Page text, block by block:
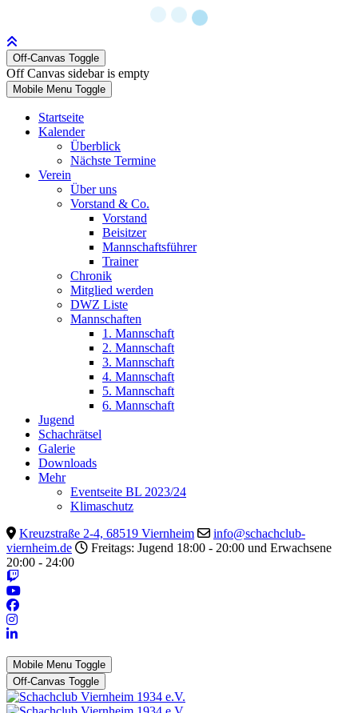
Off-Canvas Toggle
Off Canvas sidebar is empty
Mobile Menu Toggle
Startseite
Kalender
Überblick
Nächste Termine
Verein
Über uns
Vorstand & Co.
Vorstand
Beisitzer
Mannschaftsführer
Trainer
Chronik
Mitglied werden
DWZ Liste
Mannschaften
1. Mannschaft
2. Mannschaft
3. Mannschaft
4. Mannschaft
5. Mannschaft
6. Mannschaft
Jugend
Schachrätsel
Galerie
Downloads
Mehr
Eventseite BL 2023/24
Klimaschutz
Kreuzstraße 2-4, 68519 Viernheim
info@schachclub-
viernheim.de
Freitags: Jugend 18:00 - 20:00 und Erwachsene
20:00 - 24:00
Mobile Menu Toggle
Off-Canvas Toggle